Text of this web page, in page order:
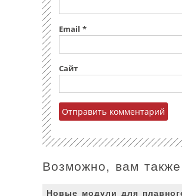
Email *
Сайт
Возможно, вам
Новые модули для